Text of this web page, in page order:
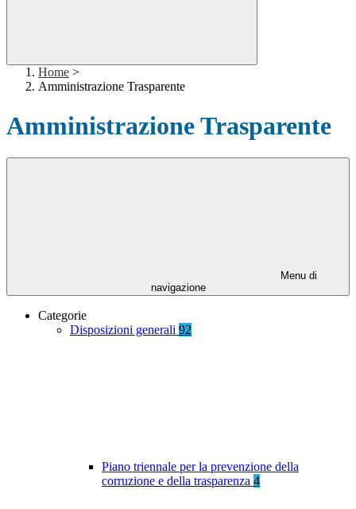
Home >
Amministrazione Trasparente
Amministrazione Trasparente
Menu di
navigazione
Categorie
Disposizioni generali 92
Piano triennale per la prevenzione della
corruzione e della trasparenza 4